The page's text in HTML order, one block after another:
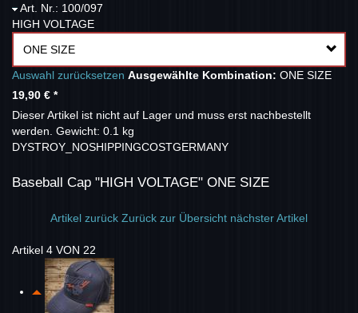
Art. Nr.: 100/097
HIGH VOLTAGE
ONE SIZE
Auswahl zurücksetzen Ausgewählte Kombination: ONE SIZE
19,90 € *
Dieser Artikel ist nicht auf Lager und muss erst nachbestellt
werden. Gewicht: 0.1 kg
DYSTROY_NOSHIPPINGCOSTGERMANY
Baseball Cap "HIGH VOLTAGE" ONE SIZE
Artikel zurück Zurück zur Übersicht nächster Artikel
Artikel 4 VON 22